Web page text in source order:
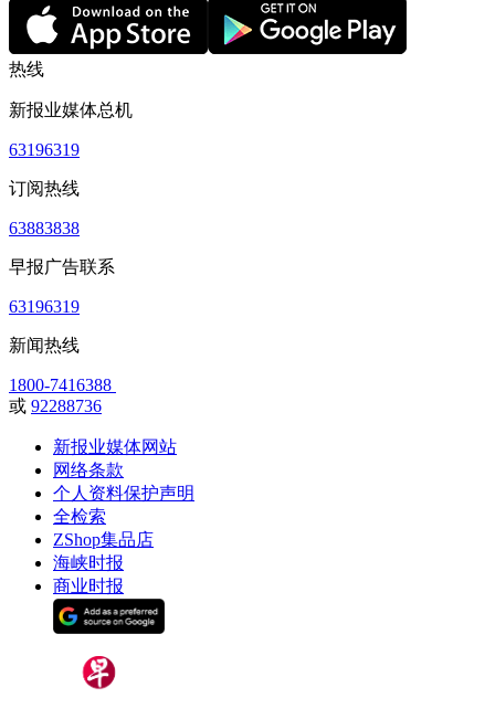
热线
新报业媒体总机
63196319
订阅热线
63883838
早报广告联系
63196319
新闻热线
1800-7416388
或 92288736
新报业媒体网站
网络条款
个人资料保护声明
全检索
ZShop集品店
海峡时报
商业时报